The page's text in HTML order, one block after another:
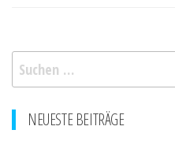
Suchen
nach:
NEUESTE BEITRÄGE